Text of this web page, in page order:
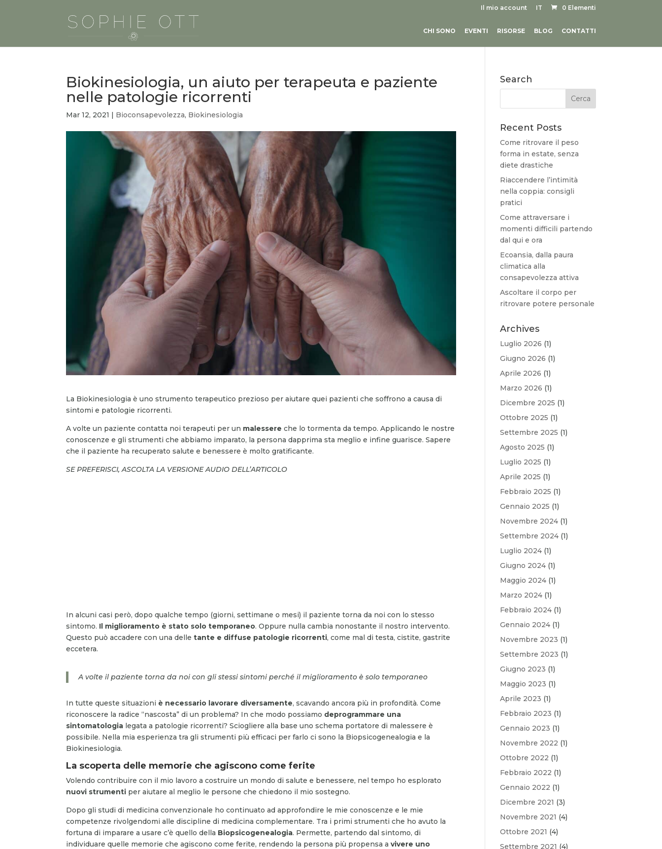
Il mio account IT 0 Elementi
CHI SONO EVENTI RISORSE BLOG CONTATTI
Biokinesiologia, un aiuto per terapeuta e paziente
nelle patologie ricorrenti
Mar 12, 2021 | Bioconsapevolezza, Biokinesiologia
La Biokinesiologia è uno strumento terapeutico prezioso per aiutare quei pazienti che soffrono a causa di
sintomi e patologie ricorrenti.
A volte un paziente contatta noi terapeuti per un malessereche lo tormenta da tempo. Applicando le nostre
conoscenze e gli strumenti che abbiamo imparato, la persona dapprima sta meglio e infine guarisce. Sapere
che il paziente ha recuperato salute e benessere è molto gratificante.
SE PREFERISCI, ASCOLTA LA VERSIONE AUDIO DELL’ARTICOLO
In alcuni casi però, dopo qualche tempo (giorni, settimane o mesi) il paziente torna da noi con lo stesso
sintomo. Il miglioramento è stato solo temporaneo. Oppure nulla cambia nonostante il nostro intervento.
Questo può accadere con una delletante e diffuse patologie ricorrenti, come mal di testa, cistite, gastrite
eccetera.
A volte il paziente torna da noi con gli stessi sintomi perché il miglioramento è solo temporaneo
In tutte queste situazioni è necessario lavorare diversamente, scavando ancora più in profondità. Come
riconoscere la radice “nascosta” di un problema? In che modo possiamo deprogrammare una
sintomatologia legata a patologie ricorrenti? Sciogliere alla base uno schema portatore di malessere è
possibile. Nella mia esperienza tra gli strumenti più efficaci per farlo ci sono la Biopsicogenealogia e la
Biokinesiologia.
La scoperta delle memorie che agiscono come ferite
Volendo contribuire con il mio lavoro a costruire un mondo di salute e benessere, nel tempo ho esplorato
nuovi strumenti per aiutare al meglio le persone che chiedono il mio sostegno.
Dopo gli studi di medicina convenzionale ho continuato ad approfondire le mie conoscenze e le mie
competenze rivolgendomi alle discipline di medicina complementare. Tra i primi strumenti che ho avuto la
fortuna di imparare a usare c’è quello della Biopsicogenealogia. Permette, partendo dal sintomo, di
individuare quelle memorie che agiscono come ferite, rendendo la persona più propensa avivere uno
Search
Recent Posts
Come ritrovare il peso
forma in estate, senza
diete drastiche
Riaccendere l’intimità
nella coppia: consigli
pratici
Come attraversare i
momenti difficili partendo
dal qui e ora
Ecoansia, dalla paura
climatica alla
consapevolezza attiva
Ascoltare il corpo per
ritrovare potere personale
Archives
Luglio 2026 (1)
Giugno 2026 (1)
Aprile 2026 (1)
Marzo 2026 (1)
Dicembre 2025 (1)
Ottobre 2025 (1)
Settembre 2025 (1)
Agosto 2025 (1)
Luglio 2025 (1)
Aprile 2025 (1)
Febbraio 2025 (1)
Gennaio 2025 (1)
Novembre 2024 (1)
Settembre 2024 (1)
Luglio 2024 (1)
Giugno 2024 (1)
Maggio 2024 (1)
Marzo 2024 (1)
Febbraio 2024 (1)
Gennaio 2024 (1)
Novembre 2023 (1)
Settembre 2023 (1)
Giugno 2023 (1)
Maggio 2023 (1)
Aprile 2023 (1)
Febbraio 2023 (1)
Gennaio 2023 (1)
Novembre 2022 (1)
Ottobre 2022 (1)
Febbraio 2022 (1)
Gennaio 2022 (1)
Dicembre 2021 (3)
Novembre 2021 (4)
Ottobre 2021 (4)
Settembre 2021 (4)